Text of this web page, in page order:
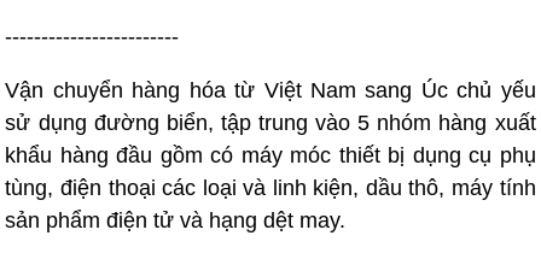
------------------------
Vận chuyển hàng hóa từ Việt Nam sang Úc chủ yếu
sử dụng đường biển, tập trung vào 5 nhóm hàng xuất
khẩu hàng đầu gồm có máy móc thiết bị dụng cụ phụ
tùng, điện thoại các loại và linh kiện, dầu thô, máy tính
sản phẩm điện tử và hạng dệt may.